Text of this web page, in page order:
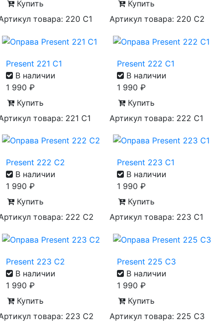
Купить
товара: 220 C1
Купить
Артикул товара: 220 C2
Present 221 C1
В наличии
1 990 ₽
Купить
товара: 221 C1
Present 222 C1
В наличии
1 990 ₽
Купить
Артикул товара: 222 C1
Present 222 C2
В наличии
1 990 ₽
Купить
товара: 222 C2
Present 223 C1
В наличии
1 990 ₽
Купить
Артикул товара: 223 C1
Present 223 C2
В наличии
1 990 ₽
Купить
товара: 223 C2
Present 225 C3
В наличии
1 990 ₽
Купить
Артикул товара: 225 C3